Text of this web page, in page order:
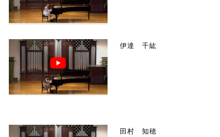
伊達 千紘
田村 知穂